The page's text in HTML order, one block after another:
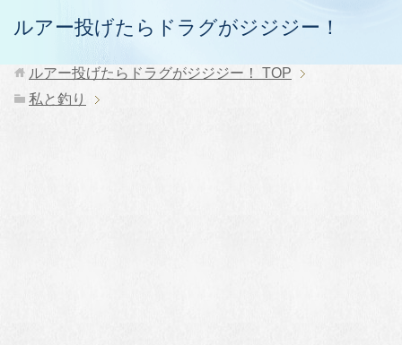
ルアー投げたらドラグがジジジー！
ルアー投げたらドラグがジジジー！
TOP
私と釣り